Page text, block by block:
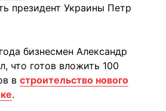
президент Украины Петр
бизнесмен Александр
что готов вложить 100
в строительство нового
.